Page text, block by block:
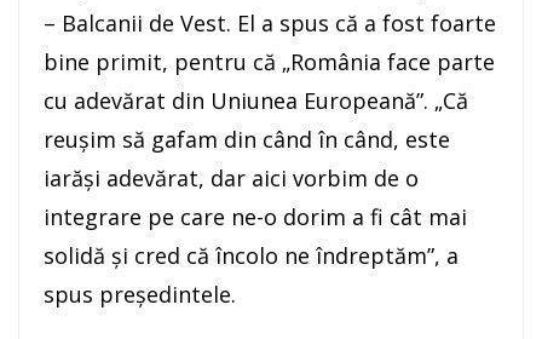
– Balcanii de Vest. El a spus că a fost foarte
bine primit, pentru că „România face parte
cu adevărat din Uniunea Europeană”. „Că
reuşim să gafam din când în când, este
iarăşi adevărat, dar aici vorbim de o
integrare pe care ne-o dorim a fi cât mai
solidă şi cred că încolo ne îndreptăm”, a
spus preşedintele.